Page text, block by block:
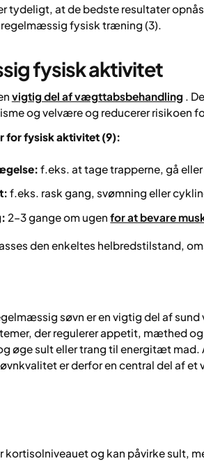
tydeligt, at de bedste resultater
fysisk træning (3).
fysisk aktivitet
vigtig del af vægttabsbehandling .
og velvære og reducerer risikoen
for fysisk aktivitet (9):
f.eks. at tage trapperne, gå
f.eks. rask gang, svømning eller
2–3 gange om ugenfor at bevare
den enkeltes helbredstilstand,
søvn er en vigtig del af
der regulerer appetit, mæthed
øge sult eller trang til energitæt mad.
er derfor en central del af
kortisolniveauet og kan påvirke sult,